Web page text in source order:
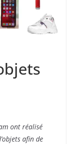
ont réalisé
afin de